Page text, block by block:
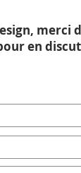
merci
en